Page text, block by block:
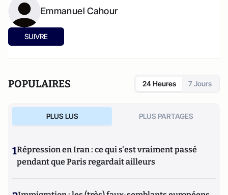
Emmanuel Cahour
SUIVRE
POPULAIRES 24 Heures 7 Jours
PLUS LUS PLUS PARTAGES
1Répression en Iran : ce qui s'est vraiment passé
pendant que Paris regardait ailleurs